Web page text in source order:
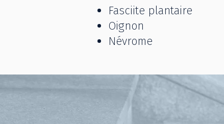
Fasciite plantaire
Oignon
Névrome